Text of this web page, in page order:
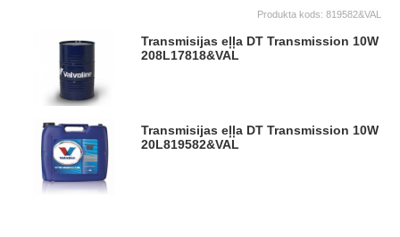
Produkta kods: 819582&VAL
Transmisijas eļļa DT Transmission 10W
208L17818&VAL
Transmisijas eļļa DT Transmission 10W
20L819582&VAL